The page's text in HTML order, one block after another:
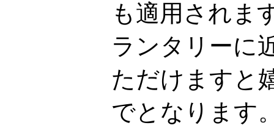
も適用されま
ランタリーに
ただけますと
でとなります